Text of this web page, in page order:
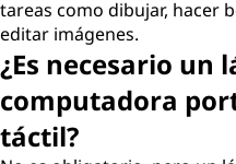
tareas como dibujar, hacer
editar imágenes.
¿Es necesario un
computadora
táctil?